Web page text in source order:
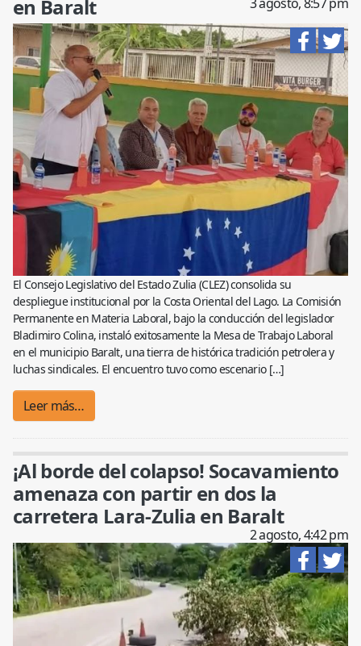
en Baralt
El Consejo Legislativo del Estado Zulia (CLEZ) consolida su
despliegue institucional por la Costa Oriental del Lago. La Comisión
Permanente en Materia Laboral, bajo la conducción del legislador
Bladimiro Colina, instaló exitosamente la Mesa de Trabajo Laboral
en el municipio Baralt, una tierra de histórica tradición petrolera y
luchas sindicales. El encuentro tuvo como escenario […]
Leer más…
¡Al borde del colapso! Socavamiento
amenaza con partir en dos la
carretera Lara-Zulia en Baralt
2 agosto, 4:42 pm